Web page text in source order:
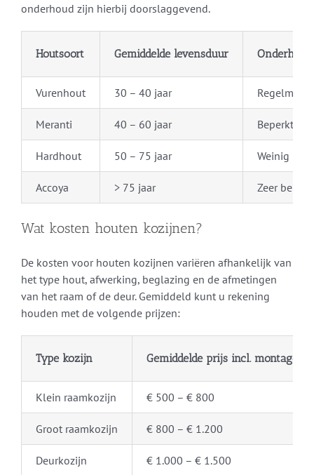
onderhoud zijn hierbij doorslaggevend.
Houtsoort Gemiddelde levensduur Onderhoud
Vurenhout 30 – 40 jaar Regelmatig
Meranti 40 – 60 jaar Beperkt
Hardhout 50 – 75 jaar Weinig
Accoya > 75 jaar Zeer
Wat kosten houten kozijnen?
De kosten voor houten kozijnen variëren afhankelijk van
het type hout, afwerking, beglazing en de afmetingen
van het raam of de deur. Gemiddeld kunt u rekening
houden met de volgende prijzen:
Type kozijn Gemiddelde prijs incl. montage
Klein raamkozijn € 500 – € 800
Groot raamkozijn € 800 – € 1.200
Deurkozijn € 1.000 – € 1.500